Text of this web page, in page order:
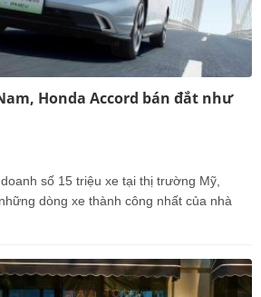
Honda Accord bán đắt như
số 15 triệu xe tại thị trường Mỹ,
dòng xe thành công nhất của nhà